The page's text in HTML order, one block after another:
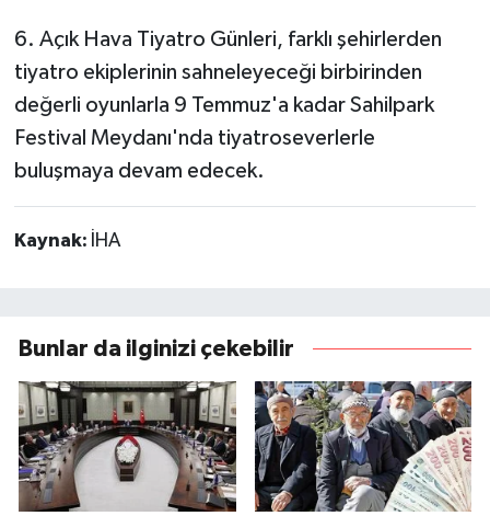
6. Açık Hava Tiyatro Günleri, farklı şehirlerden
tiyatro ekiplerinin sahneleyeceği birbirinden
değerli oyunlarla 9 Temmuz'a kadar Sahilpark
Festival Meydanı'nda tiyatroseverlerle
buluşmaya devam edecek.
Kaynak: İHA
Bunlar da ilginizi çekebilir